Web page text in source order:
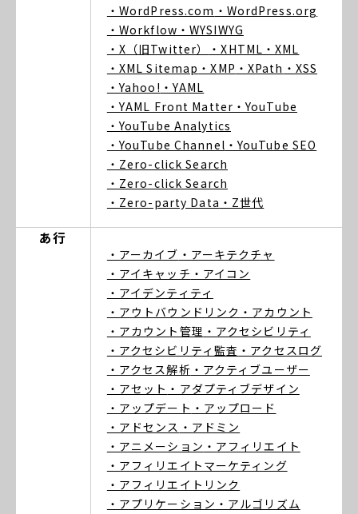
・WordPress.com ・WordPress.org
・Workflow ・WYSIWYG
・X（旧Twitter）
・XHTML ・XML
・XML Sitemap ・XMP ・XPath ・XSS
・Yahoo! ・YAML
・YAML Front Matter ・YouTube
・YouTube Analytics
・YouTube Channel ・YouTube SEO
・Zero-click Search
・Zero-click Search
・Zero-party Data ・Z世代
あ行
・アーカイブ ・アーキテクチャ
・アイキャッチ ・アイコン
・アイデンティティ
・アウトバウンドリンク ・アカウント
・アカウント管理 ・アクセシビリティ
・アクセシビリティ監査 ・アクセスログ
・アクセス解析 ・アクティブユーザー
・アセット ・アダプティブデザイン
・アップデート ・アップロード
・アドセンス ・アドミン
・アニメーション ・アフィリエイト
・アフィリエイトマーケティング
・アフィリエイトリンク
・アプリケーション ・アルゴリズム